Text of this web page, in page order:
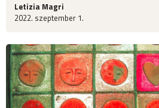
Letizia Magri
2022. szeptember 1.